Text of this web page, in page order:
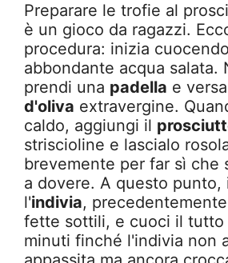
Preparare le trofie al
è un gioco da ragazzi.
procedura: inizia
abbondante acqua salata.
prendi una padella e
d'oliva extravergine.
caldo, aggiungi il
striscioline e lascialo
brevemente per far sì che
a dovere. A questo punto,
l'indivia,
fette sottili, e cuoci il tutto
minuti finché l'indivia non